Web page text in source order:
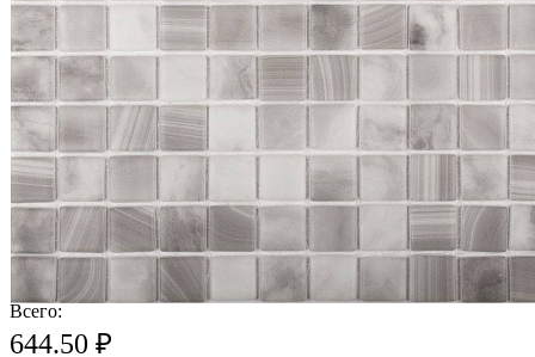
Количество упаковок
Запас на подрезку, %
Почему метраж округляется в большую сторону?Плитка продается поштучно
(покомплектно), поэтому происходит округление метража плитки.
Всего:
644.50 ₽